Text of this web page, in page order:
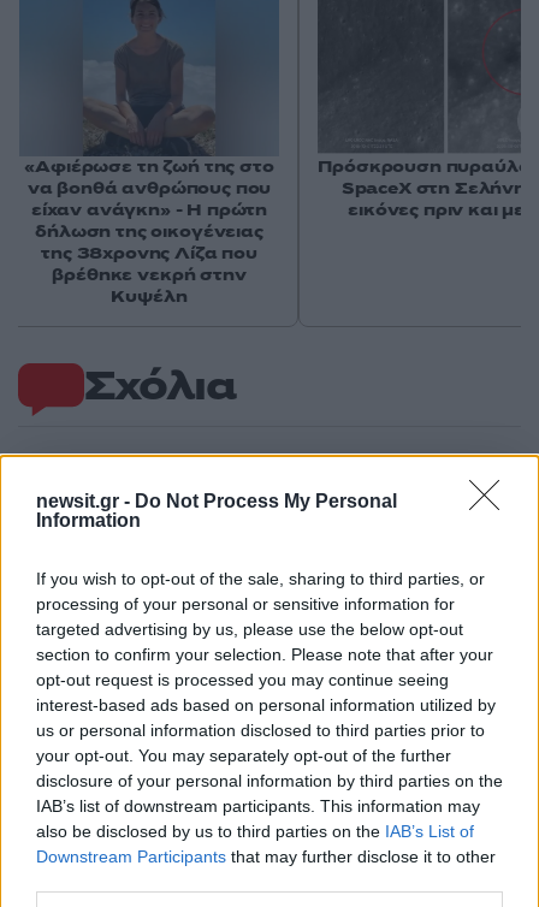
newsit.gr - Do Not Process My Personal
Information
If you wish to opt-out of the sale, sharing to third parties, or
processing of your personal or sensitive information for
targeted advertising by us, please use the below opt-out
section to confirm your selection. Please note that after your
opt-out request is processed you may continue seeing
interest-based ads based on personal information utilized by
us or personal information disclosed to third parties prior to
your opt-out. You may separately opt-out of the further
disclosure of your personal information by third parties on the
IAB’s list of downstream participants. This information may
also be disclosed by us to third parties on the IAB’s List of
Downstream Participants that may further disclose it to other
Σχόλια
Σχολίασε εδώ
50 /50
2000 /2000
Υποβολή σχολίου
Όροι Χρήσης. Το site προστατεύεται από reCAPTCHA, ισχύουν
Πολιτική Απορρήτου&Όροι Χρήσηςτης Google.
Media
«Αφιέρωσε τη ζωή της στο
να βοηθά ανθρώπους που
είχαν ανάγκη» - Η πρώτη
δήλωση της οικογένειας
της 38χρονης Λίζα που
βρέθηκε νεκρή στην
Κυψέλη
Πρόσκρουση
SpaceX στη Σελήνη:
εικόνες πριν και